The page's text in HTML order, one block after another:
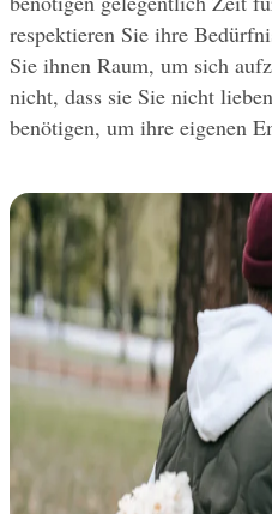
respektieren Sie ihre
Sie ihnen Raum, um sich
nicht, dass sie Sie nicht
benötigen, um ihre eigenen